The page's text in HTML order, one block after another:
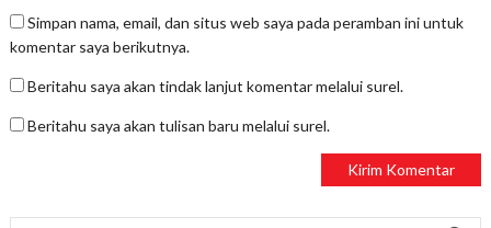
Simpan nama, email, dan situs web saya pada peramban ini untuk
komentar saya berikutnya.
Beritahu saya akan tindak lanjut komentar melalui surel.
Beritahu saya akan tulisan baru melalui surel.